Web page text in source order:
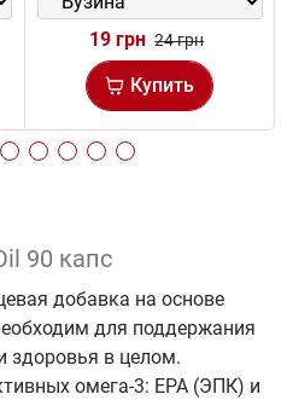
19 грн 24 грн
Купить
90 капс
добавка на основе
для поддержания
здоровья в целом.
омега-3: EPA (ЭПК) и